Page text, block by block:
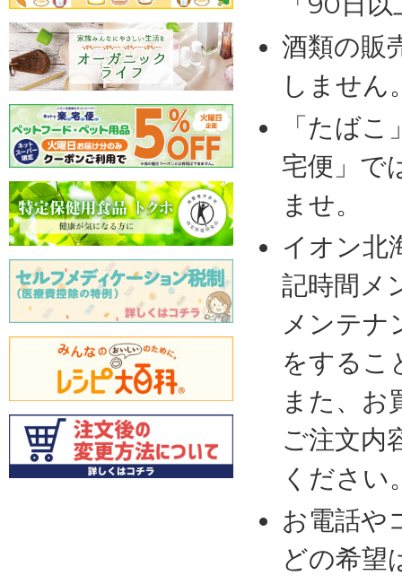
酒類の販
しません
「たば
宅便」で
ませ。
イオン北
記時間メ
メンテナ
をするこ
また、お
ご注文内
ください
お電話や
どの希望